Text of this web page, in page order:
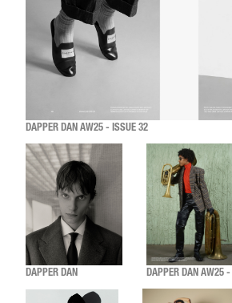
DAPPER DAN AW25 - ISSUE 32
DAPPER DAN DAPPER DAN AW25